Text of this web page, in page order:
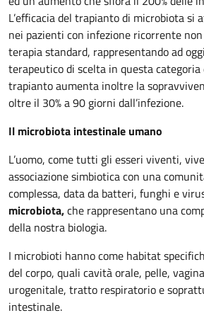
L’efficacia del trapianto di microbiota si
nei pazienti con infezione ricorrente
terapia standard, rappresentando ad
terapeutico di scelta in questa categoria
trapianto aumenta inoltre la
oltre il 30% a 90 giorni dall’infezione.
Il microbiota intestinale umano
L’uomo, come tutti gli esseri viventi,
associazione simbiotica con una
complessa, data da batteri, funghi e
microbiota,che rappresentano una
della nostra biologia.
I microbioti hanno come habitat
del corpo, quali cavità orale, pelle,
urogenitale, tratto respiratorio e
intestinale.